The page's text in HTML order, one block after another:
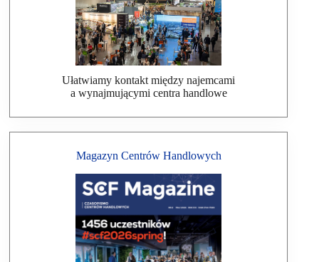
Ułatwiamy kontakt między najemcami
a wynajmującymi centra handlowe
Magazyn Centrów Handlowych